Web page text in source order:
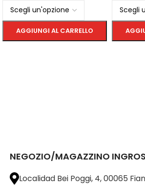
AGGIUNGI AL CARRELLO
NEGOZIO/MAGAZZINO
Localidad Bei Poggi, 4, 00065